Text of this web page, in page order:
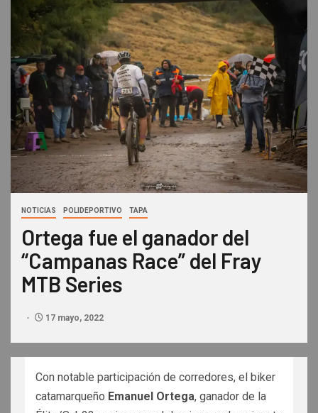
NOTICIAS POLIDEPORTIVO TAPA
Ortega fue el ganador del
“Campanas Race” del Fray
MTB Series
17 mayo, 2022
Con notable participación de corredores, el biker
catamarqueño Emanuel Ortega, ganador de la